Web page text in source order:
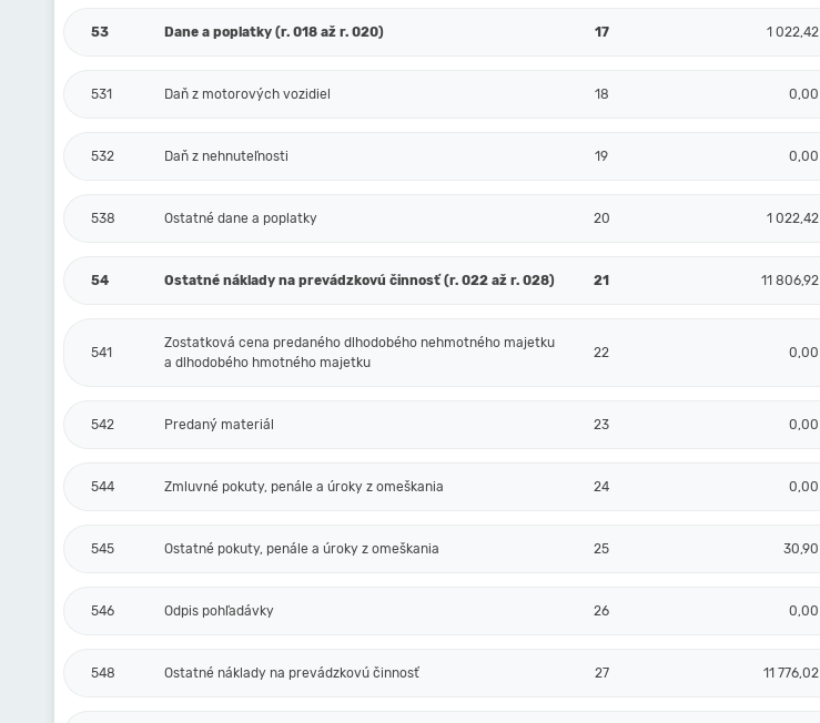
53 Dane a poplatky (r. 018 až r. 020) 17 1 022,42
531 Daň z motorových vozidiel 18 0,00
532 Daň z nehnuteľnosti 19 0,00
538 Ostatné dane a poplatky 20 1 022,42
54 Ostatné náklady na prevádzkovú činnosť (r. 022 až r. 028) 21 11 806,92
541
Zostatková cena predaného dlhodobého nehmotného majetku
a dlhodobého hmotného majetku
22 0,00
542 Predaný materiál 23 0,00
544 Zmluvné pokuty, penále a úroky z omeškania 24 0,00
545 Ostatné pokuty, penále a úroky z omeškania 25 30,90
546 Odpis pohľadávky 26 0,00
548 Ostatné náklady na prevádzkovú činnosť 27 11 776,02